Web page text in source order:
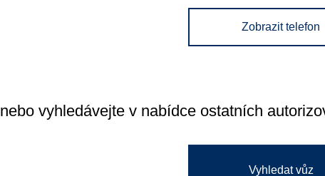
Zobrazit telefon
nebo vyhledávejte v nabídce ostatních
Vyhledat vůz